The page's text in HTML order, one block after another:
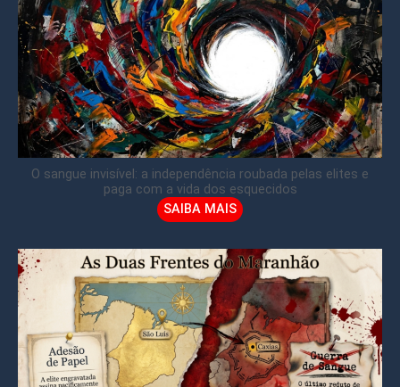
O sangue invisível: a independência roubada pelas elites e
paga com a vida dos esquecidos
SAIBA MAIS